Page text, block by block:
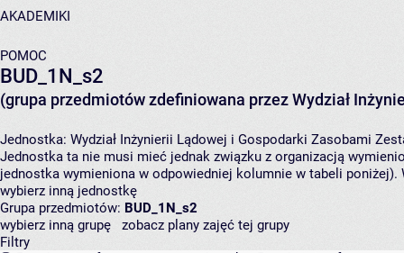
AKADEMIKI
POMOC
BUD_1N_s2
(grupa przedmiotów zdefiniowana przez Wydział
Jednostka: Wydział Inżynierii Lądowej i Gospodarki Zasobami
Jednostka ta nie musi mieć jednak związku z organizacją
jednostka wymieniona w odpowiedniej kolumnie w tabeli
wybierz inną jednostkę
Grupa przedmiotów: BUD_1N_s2
wybierz inną grupę
zobacz plany zajęć tej grupy
Filtry